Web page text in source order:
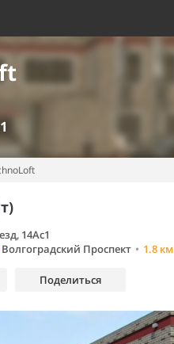
14Ас1
Волгоградский Проспект • 1.8 км
Поделиться